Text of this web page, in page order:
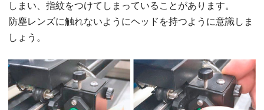
しまい、指紋をつけてしまっていることがあります。
防塵レンズに触れないようにヘッドを持つように意識しま
しょう。